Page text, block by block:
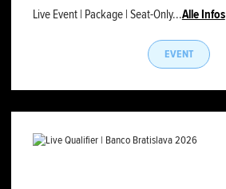
Live Event | Package | Seat-Only...Alle Infos
EVENT